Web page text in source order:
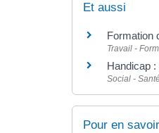
Et aussi
Formation
Travail -
Handicap
Social -
Pour en